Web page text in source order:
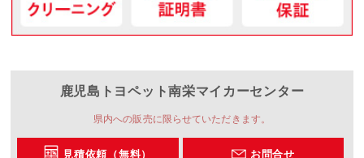
鹿児島トヨペット南栄マイカーセンター
県内への販売に限らせていただきます。
見積依頼（無料） お問合せ